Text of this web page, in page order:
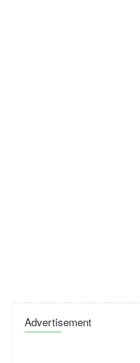
Advertisement